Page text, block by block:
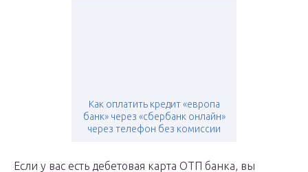
Как оплатить кредит «европа
банк» через «сбербанк онлайн»
через телефон без комиссии
Если у вас есть дебетовая карта ОТП банка, вы